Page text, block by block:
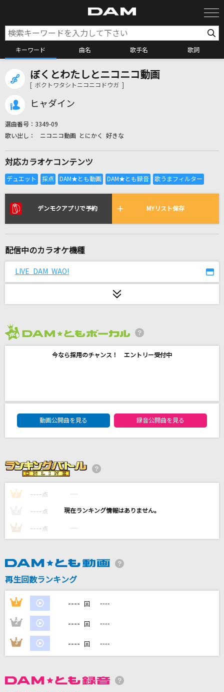
キーワード 曲名 歌手名 歌詞
カラオケ検索
全国りれき
リアルタイムで歌われている曲の一覧
最後の雨
鱗(うろこ)
[生音]小さな革命
ラックライフ
いらない
サカナクション
残酷な天使のテーゼ
Official髭男dism
カラオケ最新情報をチェック！
ぼくとわたしとニコニコ動画
[ ボクトワタシトニコニコドウガ ]
ヒャダイン
選曲番号： 3349-09
ニコニコ動画 とにかく 好きな
対応カラオケコンテンツ
デンモクアプリで予約 MYリスト保存
配信中のカラオケ機種
LIVE DAM WAO!
今なら採用のチャンス！ エントリー受付中
DAM★ともボーカルエントリーランキング
動画公開曲を見る
録音公開曲を見る
1 ---- 点 ----
---- 点 ----
3 ---- 点 ----
再生回数ランキング
1 ---- 回 ----
2 ---- 回 ----
3 ---- 回 ----